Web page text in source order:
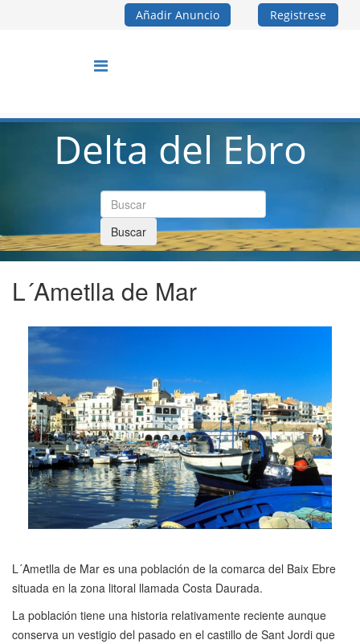
Añadir Anuncio Registrese
Delta del Ebro
Buscar
L´Ametlla de Mar
L´Ametlla de Mar es una población de la comarca del Baix Ebre
situada en la zona litoral llamada Costa Daurada.
La población tiene una historia relativamente reciente aunque
conserva un vestigio del pasado en el castillo de Sant Jordi que